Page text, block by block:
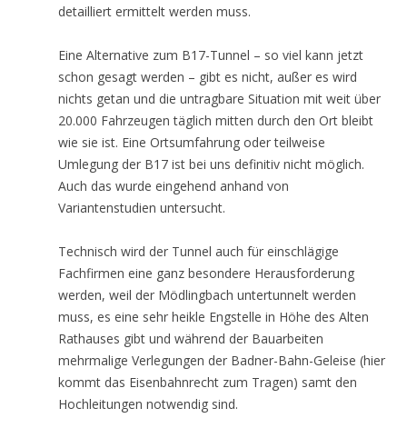
detailliert ermittelt werden muss.
Eine Alternative zum B17-Tunnel – so viel kann jetzt
schon gesagt werden – gibt es nicht, außer es wird
nichts getan und die untragbare Situation mit weit über
20.000 Fahrzeugen täglich mitten durch den Ort bleibt
wie sie ist. Eine Ortsumfahrung oder teilweise
Umlegung der B17 ist bei uns definitiv nicht möglich.
Auch das wurde eingehend anhand von
Variantenstudien untersucht.
Technisch wird der Tunnel auch für einschlägige
Fachfirmen eine ganz besondere Herausforderung
werden, weil der Mödlingbach untertunnelt werden
muss, es eine sehr heikle Engstelle in Höhe des Alten
Rathauses gibt und während der Bauarbeiten
mehrmalige Verlegungen der Badner-Bahn-Geleise (hier
kommt das Eisenbahnrecht zum Tragen) samt den
Hochleitungen notwendig sind.